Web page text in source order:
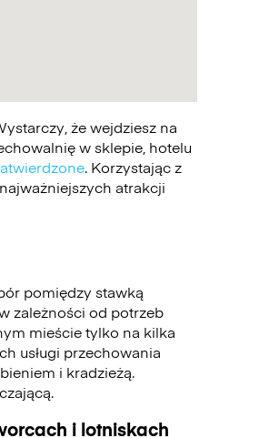
że wejdziesz na
w sklepie, hotelu
. Korzystając z
atrakcji
pomiędzy stawką
zależności od potrzeb
mieście tylko na kilka
usługi przechowania
i kradzieżą.
i lotniskach